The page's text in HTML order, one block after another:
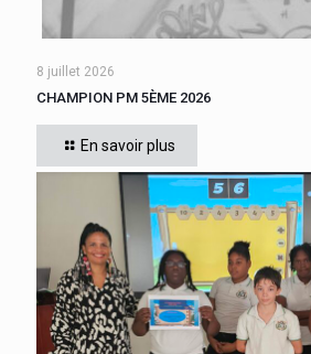
Cette année, tous les élèves de
affrontés. Six finalistes se sont disputé
« Le compte est bon PM
8 juillet 2026
CHAMPION PM 5ÈME 2026
En savoir plus